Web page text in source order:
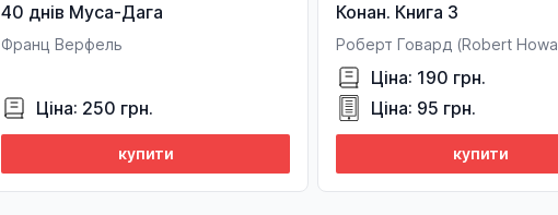
40 днів Муса-Дага
Франц Верфель
Ціна: 250 грн.
купити
Конан. Книга 3
Роберт Говард (Robert
Ціна: 190 грн.
Ціна: 95 грн.
купити